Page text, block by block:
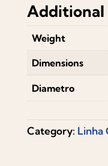
Weight
Dimensions
Diametro
Category: Linha